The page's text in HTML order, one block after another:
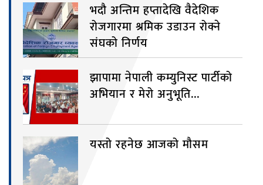
भदौ अन्तिम हप्तादेखि वैदेशिक
रोजगारमा श्रमिक उडाउन रोक्ने
संघको निर्णय
झापामा नेपाली कम्युनिस्ट पार्टीको
अभियान र मेरो अनुभूति...
यस्तो रहनेछ आजको मौसम